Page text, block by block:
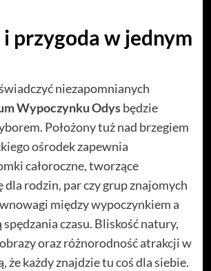
przygoda w jednym
niezapomnianych
Wypoczynku Odysbędzie
Położony tuż nad brzegiem
ośrodek zapewnia
całoroczne, tworzące
dla rodzin, par czy grup znajomych
między wypoczynkiem a
czasu. Bliskość natury,
oraz różnorodność atrakcji w
że każdy znajdzie tu coś dla siebie.